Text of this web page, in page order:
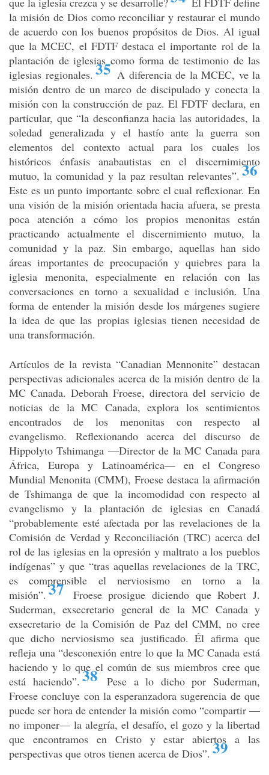
la misión de Dios como reconciliar y restaurar el mundo
de acuerdo con los buenos propósitos de Dios. Al igual
que la MCEC, el FDTF destaca el importante rol de la
plantación de iglesias como forma de testimonio de las
iglesias regionales. 35 A diferencia de la MCEC, ve la
misión dentro de un marco de discipulado y conecta la
misión con la construcción de paz. El FDTF declara, en
particular, que “la desconfianza hacia las autoridades, la
soledad generalizada y el hastío ante la guerra son
elementos del contexto actual para los cuales los
históricos énfasis anabautistas en el discernimiento
mutuo, la comunidad y la paz resultan relevantes”. 36
Este es un punto importante sobre el cual reflexionar. En
una visión de la misión orientada hacia afuera, se presta
poca atención a cómo los propios menonitas están
practicando actualmente el discernimiento mutuo, la
comunidad y la paz. Sin embargo, aquellas han sido
áreas importantes de preocupación y quiebres para la
iglesia menonita, especialmente en relación con las
conversaciones en torno a sexualidad e inclusión. Una
forma de entender la misión desde los márgenes sugiere
la idea de que las propias iglesias tienen necesidad de
una transformación.
Artículos de la revista “Canadian Mennonite” destacan
perspectivas adicionales acerca de la misión dentro de la
MC Canada. Deborah Froese, directora del servicio de
noticias de la MC Canada, explora los sentimientos
encontrados de los menonitas con respecto al
evangelismo. Reflexionando acerca del discurso de
Hippolyto Tshimanga —Director de la MC Canada para
África, Europa y Latinoamérica— en el Congreso
Mundial Menonita (CMM), Froese destaca la afirmación
de Tshimanga de que la incomodidad con respecto al
evangelismo y la plantación de iglesias en Canadá
“probablemente esté afectada por las revelaciones de la
Comisión de Verdad y Reconciliación (TRC) acerca del
rol de las iglesias en la opresión y maltrato a los pueblos
indígenas” y que “tras aquellas revelaciones de la TRC,
es comprensible el nerviosismo en torno a la
misión”. 37
Froese prosigue diciendo que Robert J.
Suderman, exsecretario general de la MC Canada y
exsecretario de la Comisión de Paz del CMM, no cree
que dicho nerviosismo sea justificado. Él afirma que
refleja una “desconexión entre lo que la MC Canada está
haciendo y lo que el común de sus miembros cree que
está haciendo”. 38
Pese a lo dicho por Suderman,
Froese concluye con la esperanzadora sugerencia de que
puede ser hora de entender la misión como “compartir —
no imponer— la alegría, el desafío, el gozo y la libertad
que encontramos en Cristo y estar abiertos a las
perspectivas que otros tienen acerca de Dios”. 39